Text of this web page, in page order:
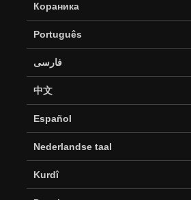
Кораника
Português
فارسی
中文
Español
Nederlandse taal
Kurdî